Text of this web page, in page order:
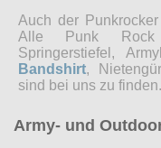
Auch der
Alle Punk Rock
Springerstiefel,
Bandshirt,
sind bei uns zu finden.
Army- und